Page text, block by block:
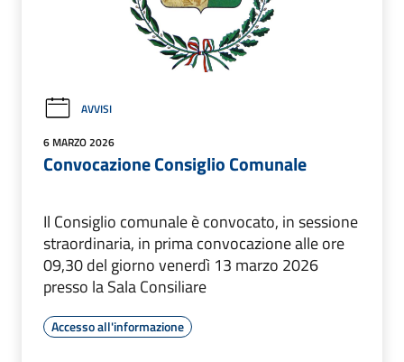
AVVISI
6 MARZO 2026
Convocazione Consiglio Comunale
Il Consiglio comunale è convocato, in sessione
straordinaria, in prima convocazione alle ore
09,30 del giorno venerdì 13 marzo 2026
presso la Sala Consiliare
Accesso all'informazione